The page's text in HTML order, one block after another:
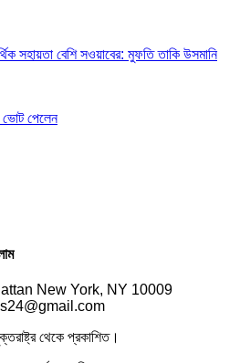
সহায়তা বেশি সওয়াবের: মুফতি তাকি উসমানি
ভোট পেলেন
New York, NY 10009
থেকে প্রকাশিত।